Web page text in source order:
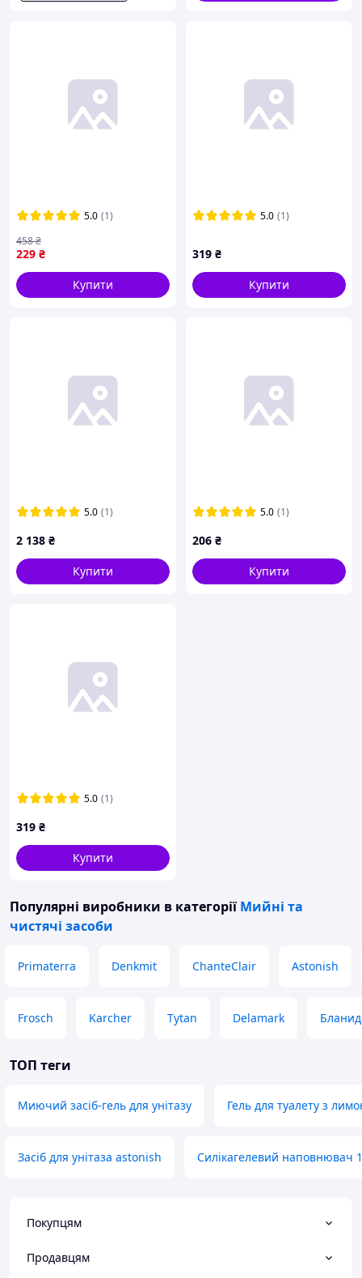
5.0 (1)
229 ₴
458₴
Купити
5.0 (1)
319 ₴
Купити
5.0 (1)
2 138 ₴
Купити
5.0 (1)
206 ₴
Купити
5.0 (1)
319 ₴
Купити
Популярні виробники в категорії Мийні та
чистячі засоби
Primaterra Denkmit ChanteClair Astonish
Frosch Karcher Tytan Delamark
ТОП теги
Миючий засіб-гель для унітазу Гель для туалету з
Засіб для унітаза astonish Силікагелевий наповнювач
Покупцям
Продавцям